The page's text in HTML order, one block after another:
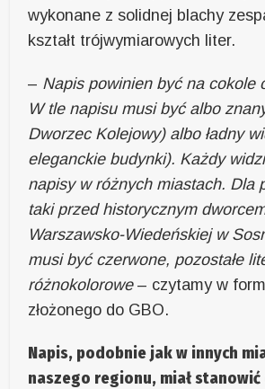
wykonane z solidnej blachy
kształt trójwymiarowych liter.
– Napis powinien być na cokole
W tle napisu musi być albo
Dworzec Kolejowy) albo ładny
eleganckie budynki). Każdy
napisy w różnych miastach. Dla
taki przed historycznym
Warszawsko-Wiedeńskiej w
musi być czerwone, pozostałe
różnokolorowe– czytamy w
złożonego do GBO.
Napis, podobnie jak w innych
naszego regionu, miał